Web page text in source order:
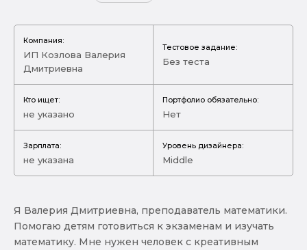
Компания:
ИП Козлова Валерия
Дмитриевна
Тестовое задание:
Без теста
Кто ищет:
не указано
Портфолио обязательно:
Нет
Зарплата:
не указана
Уровень дизайнера:
Middle
Я Валерия Дмитриевна, преподаватель математики.
Помогаю детям готовиться к экзаменам и изучать
математику. Мне нужен человек с креативным